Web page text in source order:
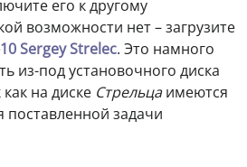
его к другому
возможности нет – загрузите
Sergey Strelec. Это намного
из-под установочного диска
как на диске Стрельцаимеются
задачи